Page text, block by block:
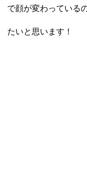
で顔が変わっている
たいと思います！